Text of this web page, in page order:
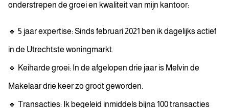
onderstrepen de groei en kwaliteit van mijn kantoor:
🔹 5 jaar expertise: Sinds februari 2021 ben ik dagelijks actief
in de Utrechtste woningmarkt.
🔹 Keiharde groei: In de afgelopen drie jaar is Melvin de
Makelaar drie keer zo groot geworden.
🔹 Transacties: Ik begeleid inmiddels bijna 100 transacties